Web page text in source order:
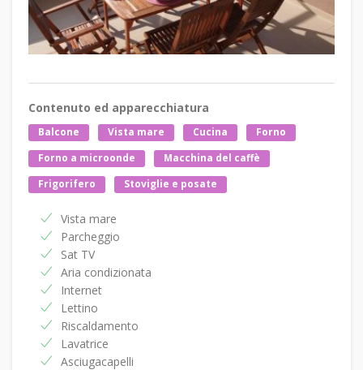
Contenuto ed apparecchiatura
Balcone Vista mare Cucina
Forno
Forno a microonde
Macchina del caffè
Frigorifero
Stoviglie e posate
Vista mare
Parcheggio
Sat TV
Aria condizionata
Internet
Lettino
Riscaldamento
Lavatrice
Asciugacapelli